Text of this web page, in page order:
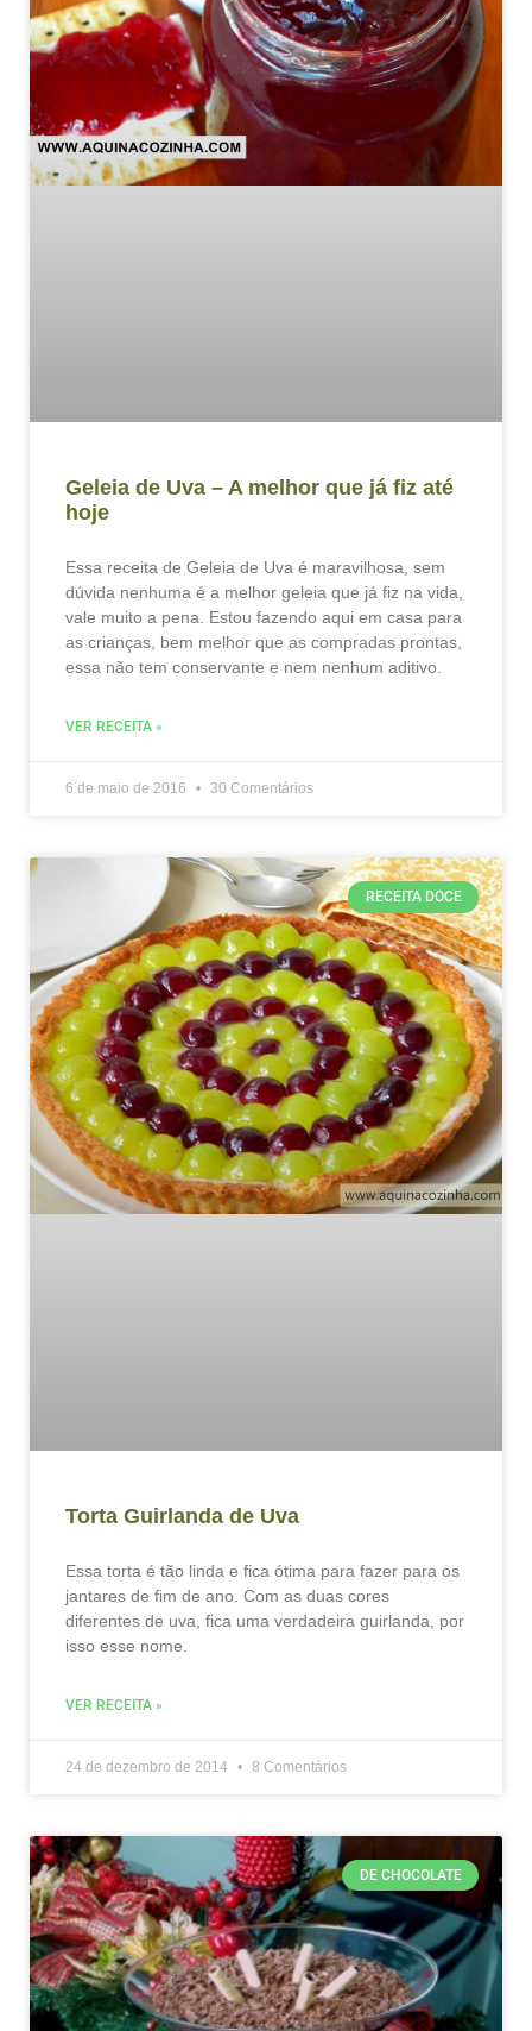
Geleia de Uva – A melhor que já fiz até
hoje
Essa receita de Geleia de Uva é maravilhosa, sem
dúvida nenhuma é a melhor geleia que já fiz na vida,
vale muito a pena. Estou fazendo aqui em casa para
as crianças, bem melhor que as compradas prontas,
essa não tem conservante e nem nenhum aditivo.
VER RECEITA »
6 de maio de 2016 30 Comentários
RECEITA DOCE
Torta Guirlanda de Uva
Essa torta é tão linda e fica ótima para fazer para os
jantares de fim de ano. Com as duas cores
diferentes de uva, fica uma verdadeira guirlanda, por
isso esse nome.
VER RECEITA »
24 de dezembro de 2014 8 Comentários
DE CHOCOLATE